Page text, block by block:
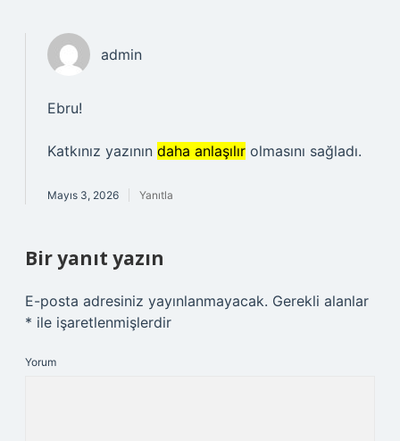
admin
Ebru!
Katkınız yazının daha anlaşılır olmasını sağladı.
Mayıs 3, 2026 Yanıtla
Bir yanıt yazın
E-posta adresiniz yayınlanmayacak. Gerekli alanlar
* ile işaretlenmişlerdir
Yorum